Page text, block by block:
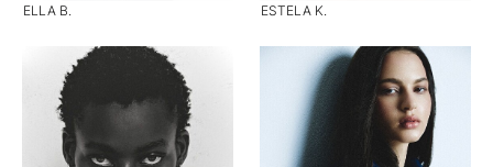
ELLA B. ESTELA K.